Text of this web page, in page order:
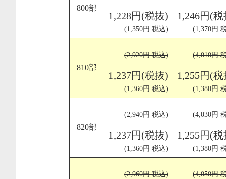
800部
1,228円(税抜)
(1,350円 税込)
1,246円(
(1,370円
810部
(2,920円 税込)
1,237円(税抜)
(1,360円 税込)
(4,010円
1,255円(
(1,380円
820部
(2,940円 税込)
1,237円(税抜)
(1,360円 税込)
(4,030円
1,255円(
(1,380円
(2,960円 税込) (4,050円